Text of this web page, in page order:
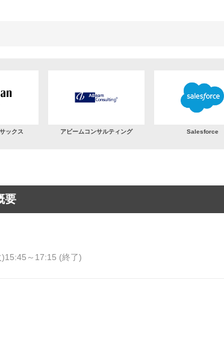
ックス アビームコンサルティング Salesforce
要
～17:15 (終了)